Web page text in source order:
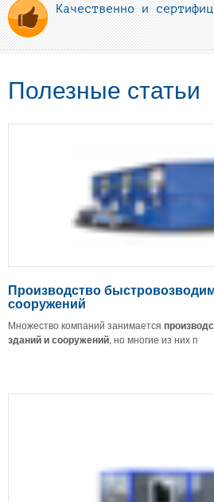
Качественно и
Полезные статьи
Производство
сооружений
Множество компаний занимается
зданий и сооружений, но многие из них п